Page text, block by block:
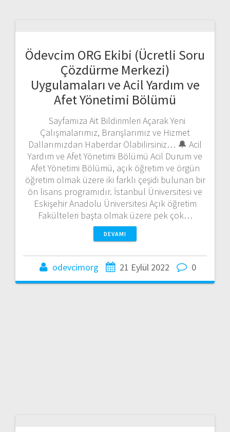
Ödevcim ORG Ekibi (Ücretli Soru
Çözdürme Merkezi)
Uygulamaları ve Acil Yardım ve
Afet Yönetimi Bölümü
Sayfamıza Ait Bildirimleri Açarak Yeni
Çalışmalarımız, Branşlarımız ve Hizmet
Dallarımızdan Haberdar Olabilirsiniz… 🔔 Acil
Yardım ve Afet Yönetimi Bölümü Acil Durum ve
Afet Yönetimi Bölümü, açık öğretim ve örgün
öğretim olmak üzere iki farklı çeşidi bulunan bir
ön lisans programıdır. İstanbul Üniversitesi ve
Eskişehir Anadolu Üniversitesi Açık öğretim
Fakülteleri başta olmak üzere pek çok…
DEVAMI
odevcimorg 21 Eylül 2022 0